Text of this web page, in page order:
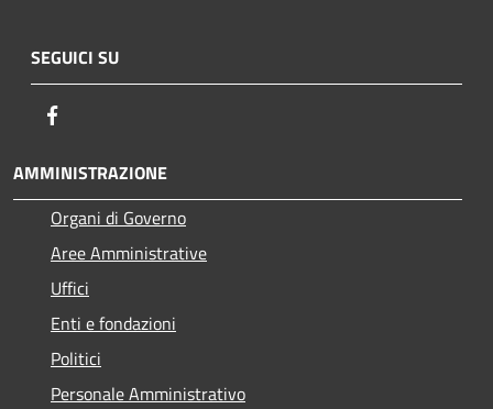
SEGUICI SU
AMMINISTRAZIONE
Organi di Governo
Aree Amministrative
Uffici
Enti e fondazioni
Politici
Personale Amministrativo